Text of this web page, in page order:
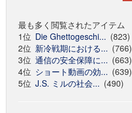
最も多く閲覧されたアイテム
1位 Die Ghettogeschi... (823)
2位 新冷戦期における... (766)
3位 通信の安全保障に... (663)
4位 ショート動画の効... (639)
5位 J.S. ミルの社会... (490)